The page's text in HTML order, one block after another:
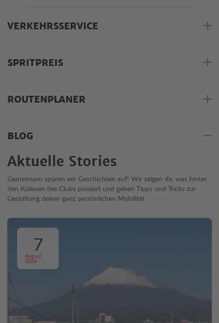
VERKEHRSSERVICE
SPRITPREIS
ROUTENPLANER
BLOG
Aktuelle Stories
Gemeinsam spüren wir Geschichten auf! Wir zeigen dir, was hinter
den Kulissen des Clubs passiert und geben Tipps und Tricks zur
Gestaltung deiner ganz persönlichen Mobilität
7
August
2026